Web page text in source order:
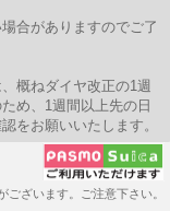
合がありますのでご了
概ねダイヤ改正の1週
め、1週間以上先の日
をお願いいたします。
ざいます。ご注意下さい。